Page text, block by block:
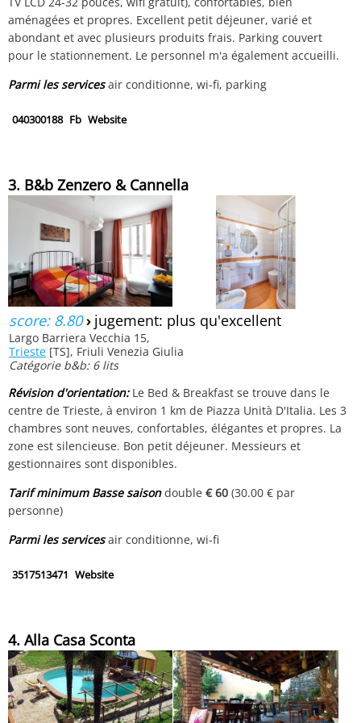
aménagées et propres. Excellent petit déjeuner, varié et
abondant et avec plusieurs produits frais. Parking couvert
pour le stationnement. Le personnel m'a également accueilli.
Parmi les servicesair conditionne, wi-fi, parking
040300188 Fb Website
3. B&b Zenzero & Cannella
score: 8.80› jugement: plus qu'excellent
Largo Barriera Vecchia 15,
Trieste [TS], Friuli Venezia Giulia
Catégorie b&b: 6 lits
Révision d'orientation:Le Bed & Breakfast se trouve dans le
centre de Trieste, à environ 1 km de Piazza Unità D'Italia. Les 3
chambres sont neuves, confortables, élégantes et propres. La
zone est silencieuse. Bon petit déjeuner. Messieurs et
gestionnaires sont disponibles.
Tarif minimum Basse saisondouble€ 60 (30.00 € par
personne)
Parmi les servicesair conditionne, wi-fi
3517513471 Website
4. Alla Casa Sconta